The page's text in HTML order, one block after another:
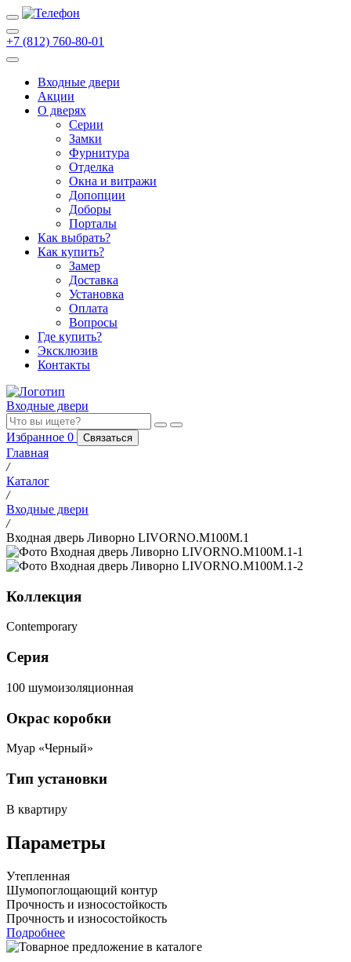
+7 (812) 760-80-01
Входные двери
Акции
О дверях
Cерии
Замки
Фурнитура
Отделка
Окна и витражи
Допопции
Доборы
Порталы
Как выбрать?
Как купить?
Замер
Доставка
Установка
Оплата
Вопросы
Где купить?
Эксклюзив
Контакты
Входные двери
Избранное 0 Связаться
Главная
/
Каталог
/
Входные двери
/
Входная дверь Ливорно LIVORNO.M100M.1
Коллекция
Contemporary
Серия
100 шумоизоляционная
Окрас коробки
Муар «Черный»
Тип установки
В квартиру
Параметры
Утепленная
Шумопоглощающий контур
Прочность и износостойкость
Прочность и износостойкость
Подробнее